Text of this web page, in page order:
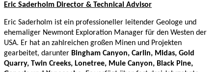
Eric Saderholm Director & Technical Advisor
Eric Saderholm ist ein professioneller leitender Geologe und
ehemaliger Newmont Exploration Manager für den Westen der
USA. Er hat an zahlreichen großen Minen und Projekten
gearbeitet, darunter Bingham Canyon, Carlin, Midas, Gold
Quarry, Twin Creeks, Lonetree, Mule Canyon, Black Pine,